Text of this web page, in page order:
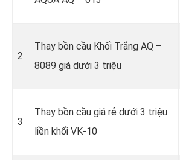
2
Thay bồn cầu Khối Trắng AQ –
8089 giá dưới 3 triệu
3
Thay bồn cầu giá rẻ dưới 3 triệu
liền khối VK-10